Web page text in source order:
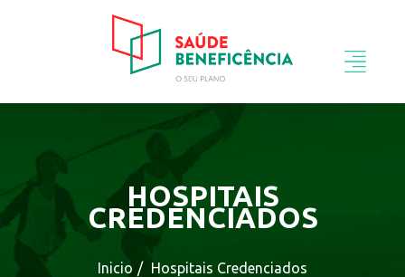
HOSPITAIS
CREDENCIADOS
Inicio Hospitais Credenciados